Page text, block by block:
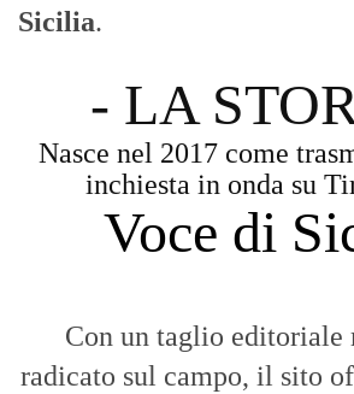
Sicilia.
- LA
Nasce nel 2017 come
inchiesta in onda su
Voce di
Con un taglio editoriale
radicato sul campo, il sito